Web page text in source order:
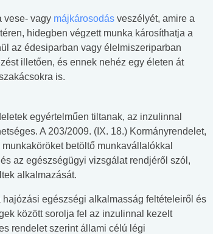
vese- vagy májkárosodás veszélyét, amire a
hidegben végzett munka károsíthatja a
az édesiparban vagy élelmiszeriparban
illetően, és ennek nehéz egy életen át
is.
egyértelműen tiltanak, az inzulinnal
A 203/2009. (IX. 18.) Kormányrendelet,
betöltő munkavállalókkal
az egészségügyi vizsgálat rendjéről szól,
alkalmazását.
egészségi alkalmasság feltételeiről és
között sorolja fel az inzulinnal kezelt
rendelet szerint állami célú légi